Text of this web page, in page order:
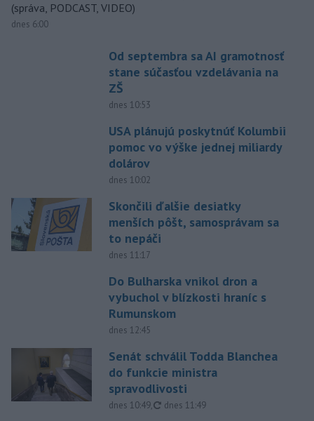
(správa, PODCAST, VIDEO)
dnes 6:00
Od septembra sa AI gramotnosť
stane súčasťou vzdelávania na
ZŠ
dnes 10:53
USA plánujú poskytnúť Kolumbii
pomoc vo výške jednej miliardy
dolárov
dnes 10:02
Skončili ďalšie desiatky
menších pôšt, samosprávam sa
to nepáči
dnes 11:17
Do Bulharska vnikol dron a
vybuchol v blízkosti hraníc s
Rumunskom
dnes 12:45
Senát schválil Todda Blanchea
do funkcie ministra
spravodlivosti
dnes 10:49, aktualizované
dnes 11:49